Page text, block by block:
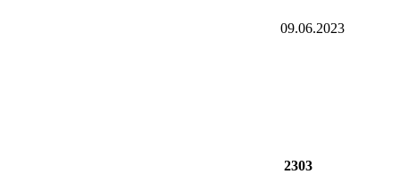
09.06.2023
2303